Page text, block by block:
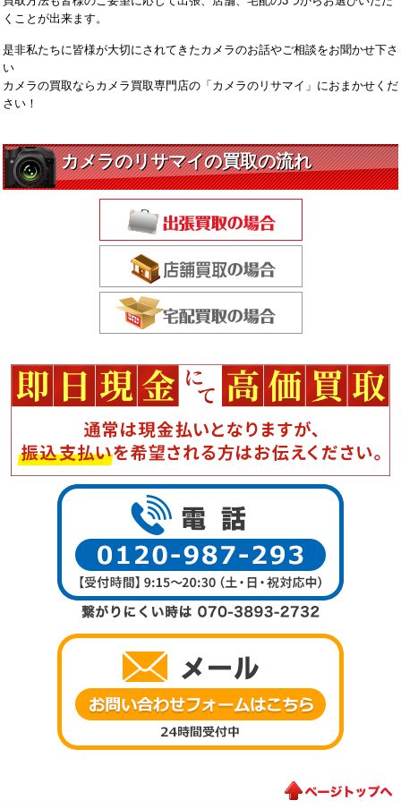
くことが出来ます。
是非私たちに皆様が大切にされてきたカメラのお話やご相談をお聞かせ下さ
い
カメラの買取ならカメラ買取専門店の「カメラのリサマイ」におまかせくだ
さい！